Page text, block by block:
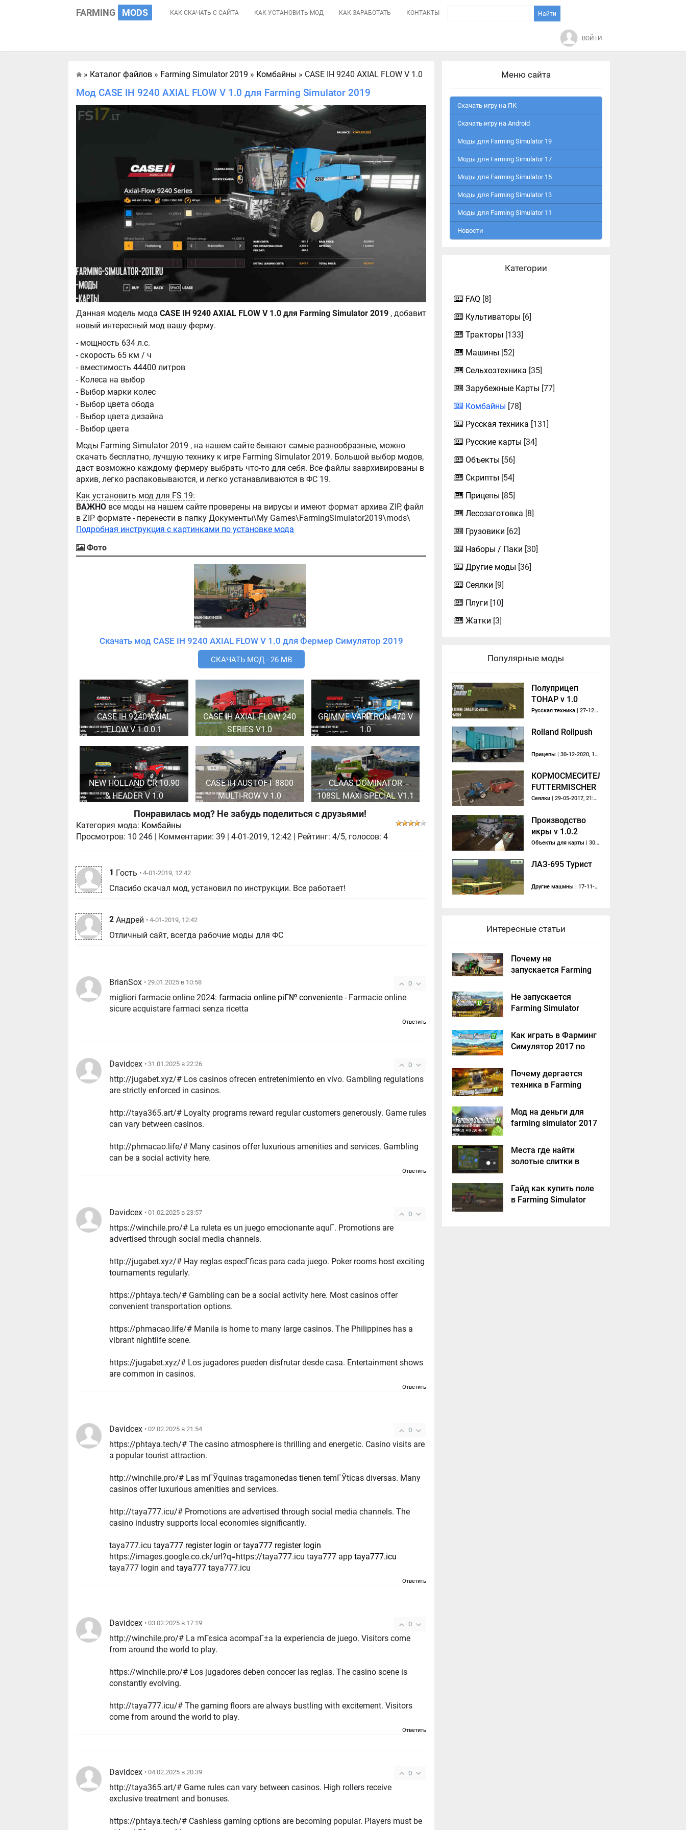
FARMING MODS КАК СКАЧАТЬ С САЙТА КАК УСТАНОВИТЬ МОД КАК ЗАРАБОТАТЬ КОНТАКТЫ
ВОЙТИ
Главная
» Каталог файлов » Farming Simulator 2019 » Комбайны » CASE IH 9240 AXIAL FLOW V 1.0
Мод CASE IH 9240 AXIAL FLOW V 1.0 для Farming Simulator 2019
Данная модель мода CASE IH 9240 AXIAL FLOW V 1.0 для Farming Simulator 2019 , добавит
новый интересный мод вашу ферму.
- мощность 634 л.с.
- скорость 65 км / ч
- вместимость 44400 литров
- Колеса на выбор
- Выбор марки колес
- Выбор цвета обода
- Выбор цвета дизайна
- Выбор цвета
Моды Farming Simulator 2019 , на нашем сайте бывают самые разнообразные, можно
скачать бесплатно, лучшую технику к игре Farming Simulator 2019. Большой выбор модов,
даст возможно каждому фермеру выбрать что-то для себя. Все файлы заархивированы в
архив, легко распаковываются, и легко устанавливаются в ФС 19.
Как установить мод для FS 19:
ВАЖНО все моды на нашем сайте проверены на вирусы и имеют формат архива ZIP, файл
в ZIP формате - перенести в папку Документы\My Games\FarmingSimulator2019\mods\
Подробная инструкция с картинками по установке мода
Фото
Скачать мод CASE IH 9240 AXIAL FLOW V 1.0 для Фермер Симулятор 2019
СКАЧАТЬ МОД - 26 MB
CASE IH 9240 AXIAL
FLOW V 1.0.0.1
CASE IH AXIAL-FLOW 240
SERIES V1.0
GRIMME VARITRON 470 V
1.0
NEW HOLLAND CR 10.90
& HEADER V 1.0
CASE IH AUSTOFT 8800
MULTI-ROW V 1.0
CLAAS DOMINATOR
108SL MAXI SPECIAL V1.1
Понравилась мод? Не забудь поделиться с друзьями!
Категория мода: Комбайны
Просмотров: 10 246 Комментарии: 39 |4-01-2019, 12:42 | Рейтинг: 4/5, голосов:4
1 Гость • 4-01-2019, 12:42
Спасибо скачал мод, установил по инструкции. Все работает!
2 Андрей • 4-01-2019, 12:42
Отличный сайт, всегда рабочие моды для ФС
0
BrianSox • 29.01.2025 в 10:58
migliori farmacie online 2024:farmacia online piГ№ conveniente - Farmacie online
sicure acquistare farmaci senza ricetta
Ответить
0
Davidcex • 31.01.2025 в 22:26
http://jugabet.xyz/# Los casinos ofrecen entretenimiento en vivo. Gambling regulations
are strictly enforced in casinos.
http://taya365.art/# Loyalty programs reward regular customers generously. Game rules
can vary between casinos.
http://phmacao.life/# Many casinos offer luxurious amenities and services. Gambling
can be a social activity here.
Ответить
0
Davidcex • 01.02.2025 в 23:57
https://winchile.pro/# La ruleta es un juego emocionante aquГ­. Promotions are
advertised through social media channels.
http://jugabet.xyz/# Hay reglas especГ­ficas para cada juego. Poker rooms host exciting
tournaments regularly.
https://phtaya.tech/# Gambling can be a social activity here. Most casinos offer
convenient transportation options.
https://phmacao.life/# Manila is home to many large casinos. The Philippines has a
vibrant nightlife scene.
https://jugabet.xyz/# Los jugadores pueden disfrutar desde casa. Entertainment shows
are common in casinos.
Ответить
0
Davidcex • 02.02.2025 в 21:54
https://phtaya.tech/# The casino atmosphere is thrilling and energetic. Casino visits are
a popular tourist attraction.
http://winchile.pro/# Las mГЎquinas tragamonedas tienen temГЎticas diversas. Many
casinos offer luxurious amenities and services.
http://taya777.icu/# Promotions are advertised through social media channels. The
casino industry supports local economies significantly.
taya777.icutaya777 register login ortaya777 register login
https://images.google.co.ck/url?q=https://taya777.icu taya777 apptaya777.icu
taya777 login andtaya777 taya777.icu
Ответить
0
Davidcex • 03.02.2025 в 17:19
http://winchile.pro/# La mГєsica acompaГ±a la experiencia de juego. Visitors come
from around the world to play.
https://winchile.pro/# Los jugadores deben conocer las reglas. The casino scene is
constantly evolving.
http://taya777.icu/# The gaming floors are always bustling with excitement. Visitors
come from around the world to play.
Ответить
0
Davidcex • 04.02.2025 в 20:39
http://taya365.art/# Game rules can vary between casinos. High rollers receive
exclusive treatment and bonuses.
https://phtaya.tech/# Cashless gaming options are becoming popular. Players must be
Меню сайта
Скачать игру на ПК
Скачать игру на Android
Моды для Farming Simulator 19
Моды для Farming Simulator 17
Моды для Farming Simulator 15
Моды для Farming Simulator 13
Моды для Farming Simulator 11
Новости
Категории
FAQ [8]
Культиваторы [6]
Тракторы [133]
Машины [52]
Сельхозтехника [35]
Зарубежные Карты [77]
Комбайны [78]
Русская техника [131]
Русские карты [34]
Объекты [56]
Скрипты [54]
Прицепы [85]
Лесозаготовка [8]
Грузовики [62]
Наборы / Паки [30]
Другие моды [36]
Сеялки [9]
Плуги [10]
Жатки [3]
Популярные моды
Полуприцеп
ТОНАР v 1.0
Русская техника | 27-12-2017, 21:43
Rolland Rollpush
Прицепы | 30-12-2020, 17:02
КОРМОСМЕСИТЕЛЬ
FUTTERMISCHER
V 1
Сеялки | 29-05-2017, 21:13
Производство
икры v 1.0.2
Объекты для карты | 30-07-2017, 20:07
ЛАЗ-695 Турист
Другие машины | 17-11-2013, 10:43
Интересные статьи
Почему не
запускается Farming
решение
Не запускается
Farming Simulator
Как играть в Фарминг
Симулятор 2017 по
Почему дергается
техника в Farming
Мод на деньги для
farming simulator 2017
Места где найти
золотые слитки в
2017?
Гайд как купить поле
в Farming Simulator